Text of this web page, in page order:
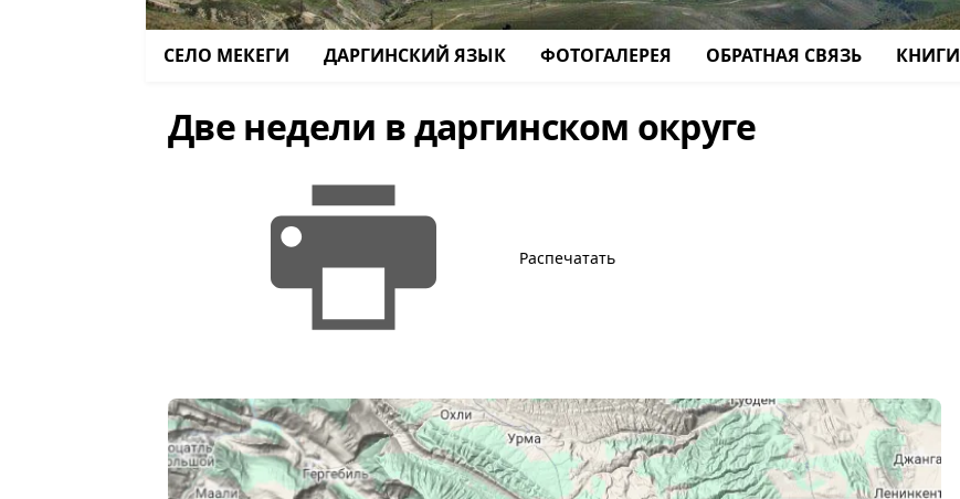
СЕЛО МЕКЕГИ ДАРГИНСКИЙ ЯЗЫК ФОТОГАЛЕРЕЯ ОБРАТНАЯ СВЯЗЬ КНИГИ
Две недели в даргинском округе
Распечатать